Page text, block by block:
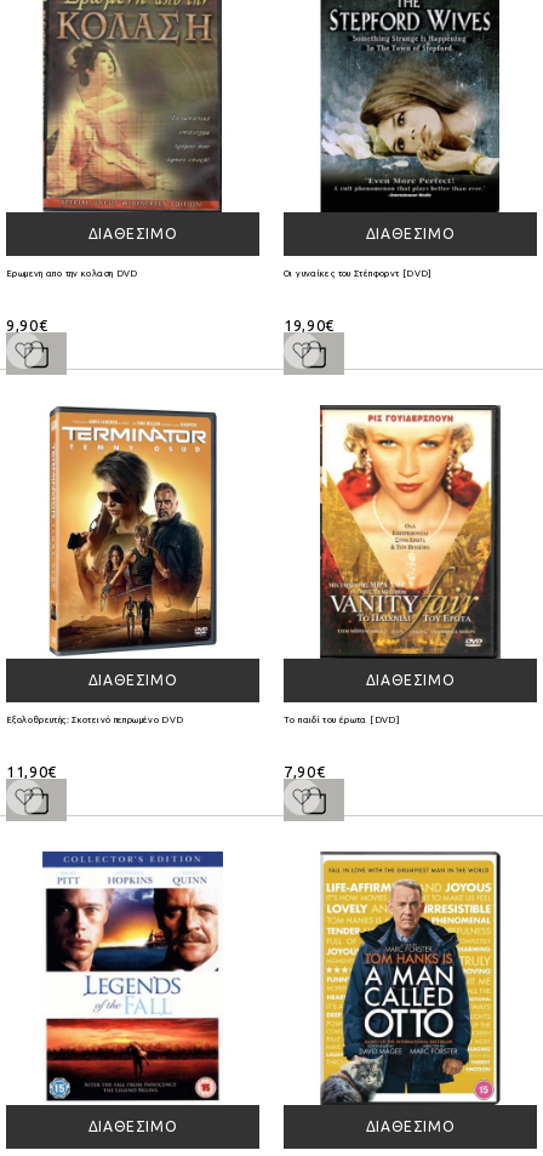
ΔΙΑΘΈΣΙΜΟ
Ερωμενη απο την κολαση DVD
9,90€
ΔΙΑΘΈΣΙΜΟ
Οι γυναίκες του Στέπφορντ [DVD]
19,90€
ΔΙΑΘΈΣΙΜΟ
Εξολοθρευτής: Σκοτεινό πεπρωμένο DVD
11,90€
ΔΙΑΘΈΣΙΜΟ
Το παιδί του έρωτα [DVD]
7,90€
ΔΙΑΘΈΣΙΜΟ ΔΙΑΘΈΣΙΜΟ